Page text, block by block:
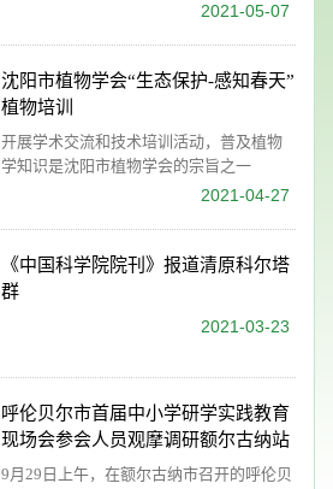
2021-05-07
沈阳市植物学会“生态保护-感知春天”
植物培训
开展学术交流和技术培训活动，普及植物
学知识是沈阳市植物学会的宗旨之一
2021-04-27
《中国科学院院刊》报道清原科尔塔
群
2021-03-23
呼伦贝尔市首届中小学研学实践教育
现场会参会人员观摩调研额尔古纳站
9月29日上午，在额尔古纳市召开的呼伦贝